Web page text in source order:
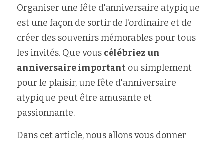
Organiser une fête d'anniversaire atypique
est une façon de sortir de l'ordinaire et de
créer des souvenirs mémorables pour tous
les invités. Que vous célébriez un
anniversaire important ou simplement
pour le plaisir, une fête d'anniversaire
atypique peut être amusante et
passionnante.
Dans cet article, nous allons vous donner